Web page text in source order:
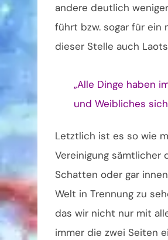
andere deutlich
führt bzw. sogar für ein
dieser Stelle auch
„Alle Dinge haben
und Weibliches
Letztlich ist es so wie
Vereinigung sämtlicher
Schatten oder gar
Welt in Trennung zu
das wir nicht nur mit
immer die zwei Seiten